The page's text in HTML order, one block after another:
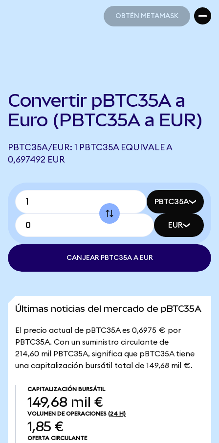
OBTÉN METAMASK
Convertir pBTC35A a
Euro (PBTC35A a EUR)
PBTC35A/EUR: 1 PBTC35A EQUIVALE A
0,697492 EUR
PBTC35A
EUR
CANJEAR PBTC35A A EUR
Últimas noticias del mercado de pBTC35A
El precio actual de pBTC35A es 0,6975 € por
PBTC35A. Con un suministro circulante de
214,60 mil PBTC35A, significa que pBTC35A tiene
una capitalización bursátil total de 149,68 mil €.
CAPITALIZACIÓN BURSÁTIL
149,68 mil €
VOLUMEN DE OPERACIONES (24 H)
1,85 €
OFERTA CIRCULANTE